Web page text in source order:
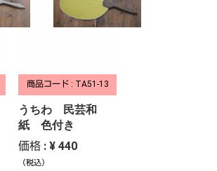
商品コード : TA51-13
うちわ 民芸和
紙 色付き
価格 : ¥ 440
（税込）